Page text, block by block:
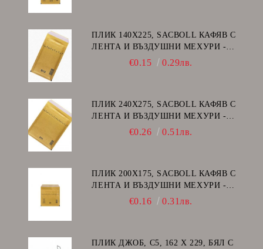
ПЛИК 140Х225, SACBOLL КАФЯВ С
ЛЕНТА И ВЪЗДУШНИ МЕХУРИ -
€0.15 0.29лв.
ПЛИК 240Х275, SACBOLL КАФЯВ С
ЛЕНТА И ВЪЗДУШНИ МЕХУРИ -
€0.26 0.51лв.
ПЛИК 200Х175, SACBOLL КАФЯВ С
ЛЕНТА И ВЪЗДУШНИ МЕХУРИ -
€0.16 0.31лв.
ПЛИК ДЖОБ, C5, 162 Х 229, БЯЛ С